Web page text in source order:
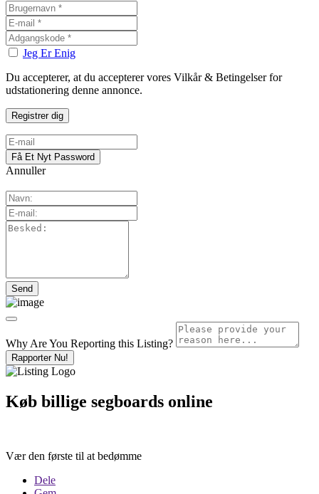
Jeg Er Enig
Du accepterer, at du accepterer vores Vilkår & Betingelser for
udstationering denne annonce.
Annuller
Why Are You Reporting this Listing?
Rapporter Nu!
Køb billige segboards online
Vær den første til at bedømme
Dele